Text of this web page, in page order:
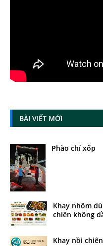
BÀI VIẾT MỚI
Phào chỉ xốp
Khay nhôm
chiên không
Khay nồi